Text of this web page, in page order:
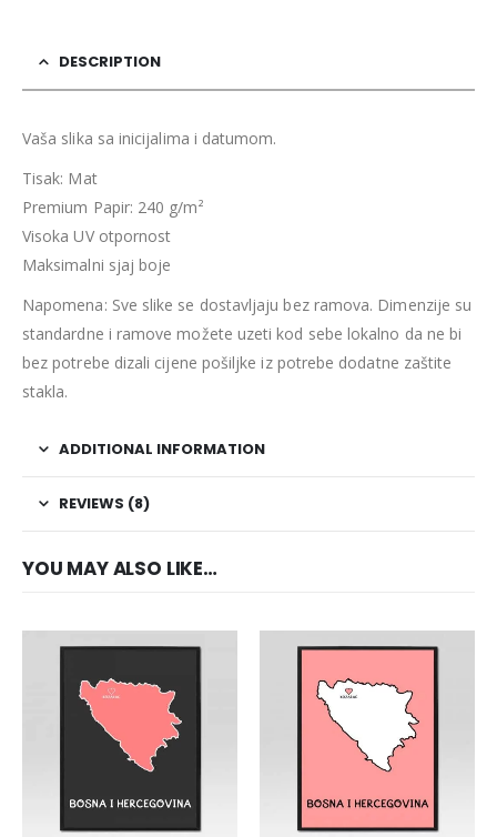
DESCRIPTION
Vaša slika sa inicijalima i datumom.
Tisak: Mat
Premium Papir: 240 g/m²
Visoka UV otpornost
Maksimalni sjaj boje
Napomena: Sve slike se dostavljaju bez ramova. Dimenzije su
standardne i ramove možete uzeti kod sebe lokalno da ne bi
bez potrebe dizali cijene pošiljke iz potrebe dodatne zaštite
stakla.
ADDITIONAL INFORMATION
REVIEWS (8)
YOU MAY ALSO LIKE…